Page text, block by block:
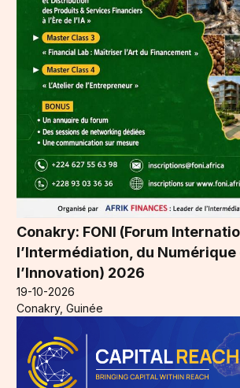
Conakry: FONI (Forum
l’Intermédiation, du Numérique
l’Innovation) 2026
19-10-2026
Conakry, Guinée